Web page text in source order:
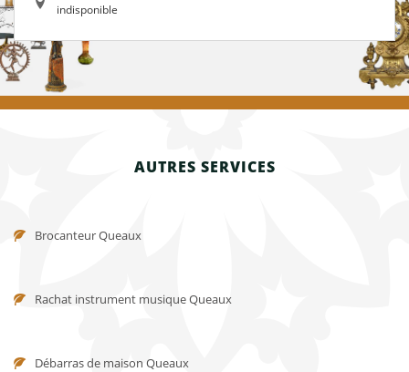
indisponible
AUTRES SERVICES
Brocanteur Queaux
Rachat instrument musique Queaux
Débarras de maison Queaux